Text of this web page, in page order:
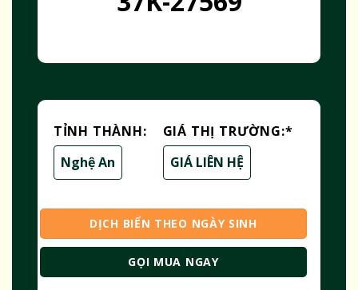
TỈNH THÀNH:
Nghệ An
GIÁ THỊ TRƯỜNG:*
GIÁ LIÊN HỆ
DỊCH BIỂN THEO NGÀY SINH
GỌI MUA NGAY